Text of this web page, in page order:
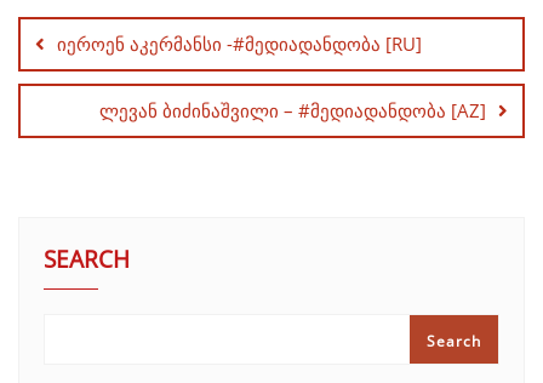
navigation
იეროენ აკერმანსი -#მედიადანდობა [RU]
ლევან ბიძინაშვილი – #მედიადანდობა [AZ]
SEARCH
Search